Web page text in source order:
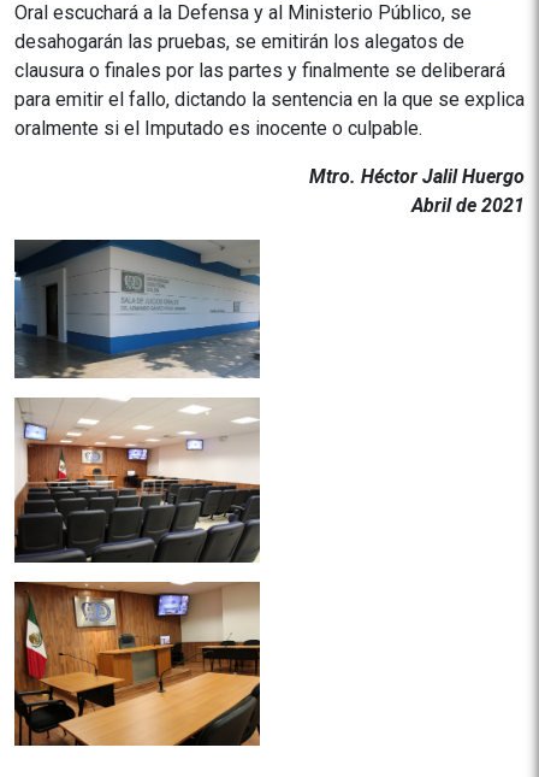
Oral escuchará a la Defensa y al Ministerio Público, se
desahogarán las pruebas, se emitirán los alegatos de
clausura o finales por las partes y finalmente se deliberará
para emitir el fallo, dictando la sentencia en la que se explica
oralmente si el Imputado es inocente o culpable.
Mtro. Héctor Jalil Huergo
Abril de 2021